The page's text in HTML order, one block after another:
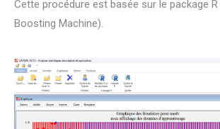
Cette procédure est basée sur le package R
Boosting Machine).